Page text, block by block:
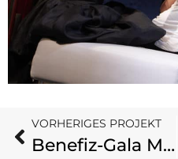
VORHERIGES PROJEKT
Benefiz-Gala Musik & Literatur